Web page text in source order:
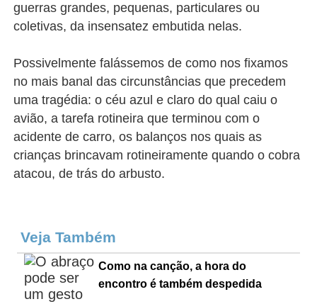
guerras grandes, pequenas, particulares ou
coletivas, da insensatez embutida nelas.
Possivelmente falássemos de como nos fixamos
no mais banal das circunstâncias que precedem
uma tragédia: o céu azul e claro do qual caiu o
avião, a tarefa rotineira que terminou com o
acidente de carro, os balanços nos quais as
crianças brincavam rotineiramente quando o cobra
atacou, de trás do arbusto.
Veja Também
Como na canção, a hora do
encontro é também despedida